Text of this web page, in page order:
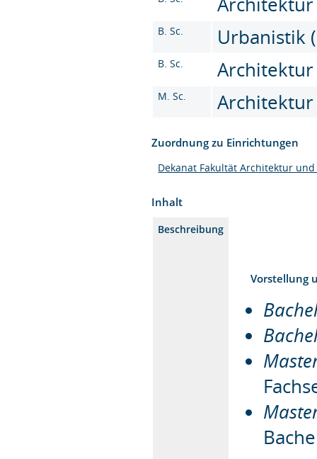
B. Sc. Urbanistik
B. Sc. Architektur
M. Sc. Architektur
Zuordnung zu Einrichtungen
Dekanat Fakultät Architektur
Inhalt
Beschreibung
Vorstellung